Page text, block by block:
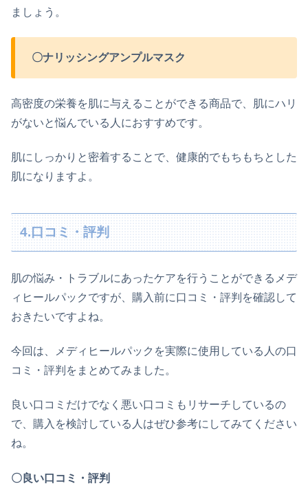
ましょう。
〇ナリッシングアンプルマスク
高密度の栄養を肌に与えることができる商品で、肌にハリ
がないと悩んでいる人におすすめです。
肌にしっかりと密着することで、健康的でもちもちとした
肌になりますよ。
4.口コミ・評判
肌の悩み・トラブルにあったケアを行うことができる メデ
ィヒールパックですが、購入前に口コミ・評判を確認して
おきたいですよね。
今回は、メディヒールパックを実際に使用している人の口
コミ・評判をまとめてみました。
良い口コミだけでなく悪い口コミもリサーチしているの
で、購入を検討している人はぜひ参考にしてみてください
ね。
〇良い口コミ・評判